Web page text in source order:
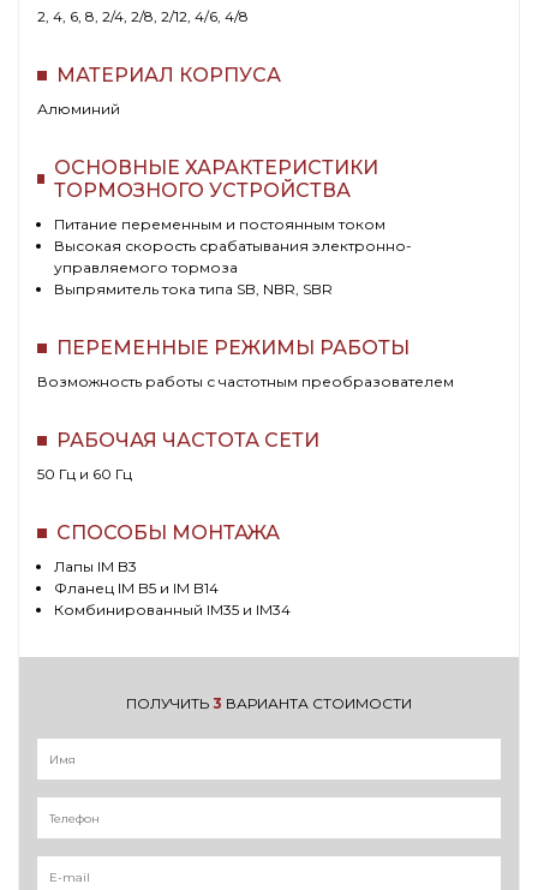
2, 4, 6, 8, 2/4, 2/8, 2/12, 4/6, 4/8
МАТЕРИАЛ КОРПУСА
Алюминий
ОСНОВНЫЕ ХАРАКТЕРИСТИКИ
ТОРМОЗНОГО УСТРОЙСТВА
Питание переменным и постоянным током
Высокая скорость срабатывания электронно-
управляемого тормоза
Выпрямитель тока типа SB, NBR, SBR
ПЕРЕМЕННЫЕ РЕЖИМЫ РАБОТЫ
Возможность работы с частотным преобразователем
РАБОЧАЯ ЧАСТОТА СЕТИ
50 Гц и 60 Гц
СПОСОБЫ МОНТАЖА
Лапы IM B3
Фланец IM B5 и IM B14
Комбинированный IM35 и IM34
ПОЛУЧИТЬ 3 ВАРИАНТА СТОИМОСТИ